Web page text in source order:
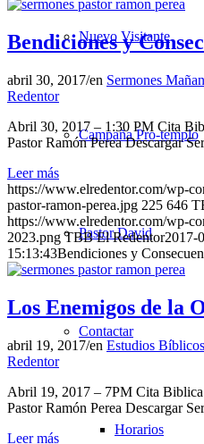
Nuevo Visitante
Campaña Pro-templo
Pastor David
Contactar
Horarios
Bendiciones y
abril 30, 2017/en Sermones
Redentor
Abril 30, 2017 – 1:30 PM Cita
Pastor Ramón Perea Descargar
Leer más
https://www.elredentor.com/wp-
pastor-ramon-perea.jpg 225 646
https://www.elredentor.com/wp-
2023.png TBB El Redentor2017-
15:13:43Bendiciones y
Los Enemigos de la
abril 19, 2017/en Estudios Bíblicos
Redentor
Abril 19, 2017 – 7PM Cita
Pastor Ramón Perea Descargar
Leer más